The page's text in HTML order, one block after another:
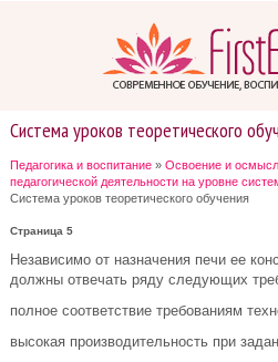
Система уроков теоретического
Педагогика и воспитание » Освоение и
педагогической деятельности на уровне
Система уроков теоретического обучения
Страница 5
Независимо от назначения печи ее
должны отвечать ряду следующих
полное соответствие требованиям
высокая производительность при